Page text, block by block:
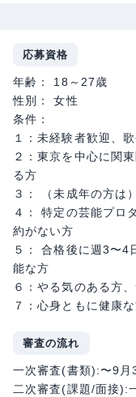
応募資格
年齢： 18～27歳
性別： 女性
条件：
１：未経験者歓迎、
２：東京を中心に関
る方
３： （未成年の方は
４： 特定の芸能プロ
約がない方
５： 合格後に週3〜4
能な方
６：やる気のある方
７：心身ともに健康
審査の流れ
一次審査(書類):〜9月
二次審査(課題/面接):